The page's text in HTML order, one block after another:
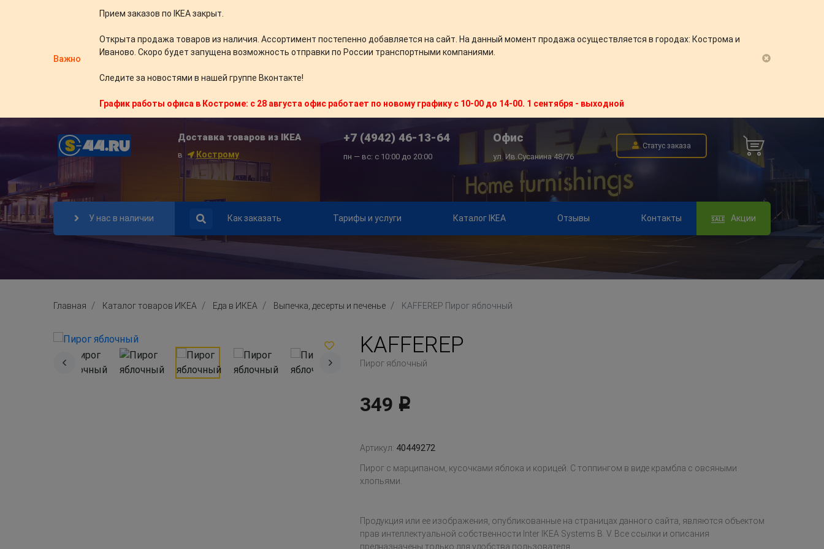
Важно
Прием заказов по IKEA закрыт.
Открыта продажа товаров из наличия. Ассортимент постепенно добавляется на сайт. На данный момент продажа осуществляется в городах: Кострома и
Иваново. Скоро будет запущена возможность отправки по России транспортными компаниями.
Следите за новостями в нашей группе Вконтакте!
График работы офиса в Костроме: с 28 августа офис работает по новому графику с 10-00 до 14-00. 1 сентября - выходной
Доставка товаров из IKEA
в Кострому
+7 (4942) 46-13-64
пн — вс: с 10:00 до 20:00
Офис
ул. Ив.Сусанина 48/76
Статус заказа
У нас в наличии Как заказать Тарифы и услуги Каталог IKEA Отзывы Контакты Акции
Главная Каталог товаров ИКЕА Еда в ИКЕА Выпечка, десерты и печенье KAFFEREP Пирог яблочный
KAFFEREP
Пирог яблочный
349 Р
Артикул: 40449272
Пирог с марципаном, кусочками яблока и корицей. С топпингом в виде крамбла с овсяными
хлопьями.
Продукция или ее изображения, опубликованные на страницах данного сайта, являются объектом
прав интеллектуальной собственности Inter IKEA Systems B. V. Все ссылки и описания
предназначены только для удобства пользователя.